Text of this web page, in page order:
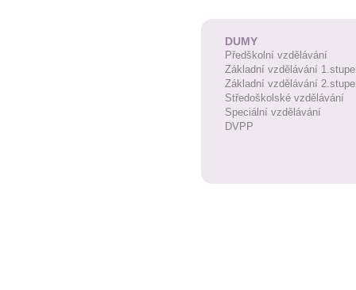
DUMY
Předškolní vzdělávání
Základní vzdělávání
Základní vzdělávání
Středoškolské vzdělávání
Speciální vzdělávání
DVPP